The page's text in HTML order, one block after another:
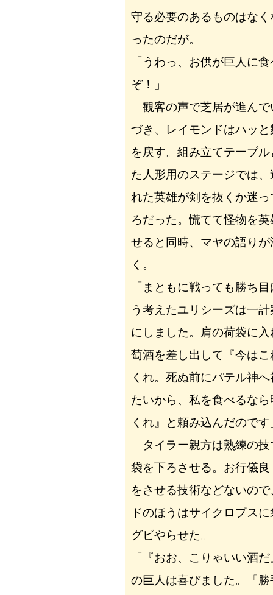
守る必要のあるものはな
ったのだが。
「うわっ、お供が巨人に
ぞ！」
観客の声で芝居が進んで
づき、レイモンドはハッ
を戻す。組み立てテーブ
た人形用のステージでは
れた英雄が剣を抜くか迷
ろだった。慌てて怪物を
せると同時、マヤの語り
く。
「まともに戦っても勝ち
う考えたユリシーズは一
にしました。肩の荷袋に
萄酒を差し出して『今は
くれ。死ぬ前にパテル神
たいから、私を食べるな
くれ』と頼み込んだのです
タイラー親方は熟練の技
袋を下ろさせる。お行儀
をさせる技術などないの
ドのほうはサイクロプス
グビやらせた。
「『おお、こりゃいい酒
の巨人は喜びました。『